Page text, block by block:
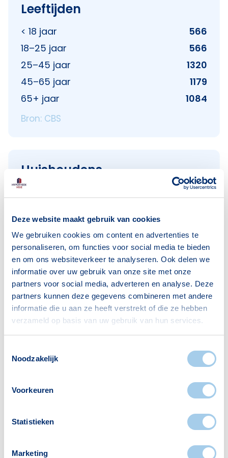
Deze website maakt gebruik van cookies
We gebruiken cookies om content en advertenties te
personaliseren, om functies voor social media te bieden
en om ons websiteverkeer te analyseren. Ook delen we
informatie over uw gebruik van onze site met onze
partners voor social media, adverteren en analyse. Deze
partners kunnen deze gegevens combineren met andere
informatie die u aan ze heeft verstrekt of die ze hebben
verzameld op basis van uw gebruik van hun services.
Noodzakelijk
Voorkeuren
Statistieken
Marketing
Leeftijden
< 18 jaar
566
18–25 jaar
566
25–45 jaar
1320
45–65 jaar
1179
65+ jaar
1084
Bron: CBS
Huishoudens
Alleenwonend
1339
Gezin met kinderen
Bron: CBS
Voorzieningen in Prinsejagt
Scholen Supermarkten